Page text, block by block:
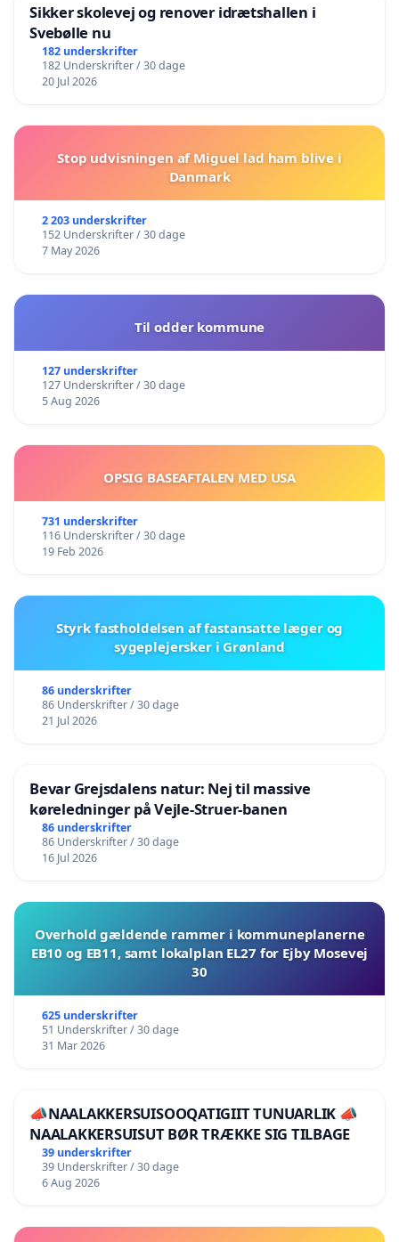
Sikker skolevej og renover idrætshallen i
Svebølle nu
182 underskrifter
182 Underskrifter / 30 dage
20 Jul 2026
Stop udvisningen af Miguel lad ham blive i
Danmark
2 203 underskrifter
152 Underskrifter / 30 dage
7 May 2026
Til odder kommune
127 underskrifter
127 Underskrifter / 30 dage
5 Aug 2026
OPSIG BASEAFTALEN MED USA
731 underskrifter
116 Underskrifter / 30 dage
19 Feb 2026
Styrk fastholdelsen af fastansatte læger og
sygeplejersker i Grønland
86 underskrifter
86 Underskrifter / 30 dage
21 Jul 2026
Bevar Grejsdalens natur: Nej til massive
køreledninger på Vejle-Struer-banen
86 underskrifter
86 Underskrifter / 30 dage
16 Jul 2026
Overhold gældende rammer i kommuneplanerne
EB10 og EB11, samt lokalplan EL27 for Ejby Mosevej
30
625 underskrifter
51 Underskrifter / 30 dage
31 Mar 2026
📣NAALAKKERSUISOOQATIGIIT TUNUARLIK 📣
NAALAKKERSUISUT BØR TRÆKKE SIG TILBAGE
39 underskrifter
39 Underskrifter / 30 dage
6 Aug 2026